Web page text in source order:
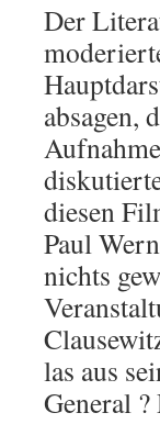
Der
diesen
Paul
nichts
las aus
General